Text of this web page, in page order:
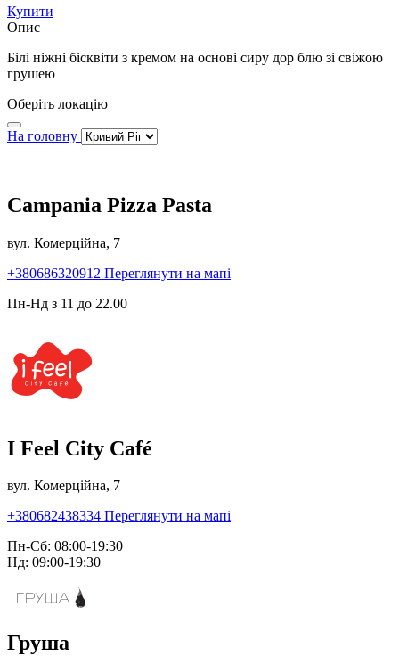
Купити
Опис
Білі ніжні бісквіти з кремом на основі сиру дор блю зі свіжою
грушею
Оберіть локацію
На головну
Campania Pizza Pasta
вул. Комерційна, 7
+380686320912 Переглянути на мапі
Пн-Нд з 11 до 22.00
I Feel City Café
вул. Комерційна, 7
+380682438334 Переглянути на мапі
Пн-Сб: 08:00-19:30
Нд: 09:00-19:30
Груша